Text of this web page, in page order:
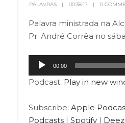
PALAVRAS
00:38:17 0
Palavra ministrada na
Pr. André Corrêa no
Tocador
de
áudio
00:00
Podcast: Play in new
Subscribe: Apple
Podcasts| Spotify|